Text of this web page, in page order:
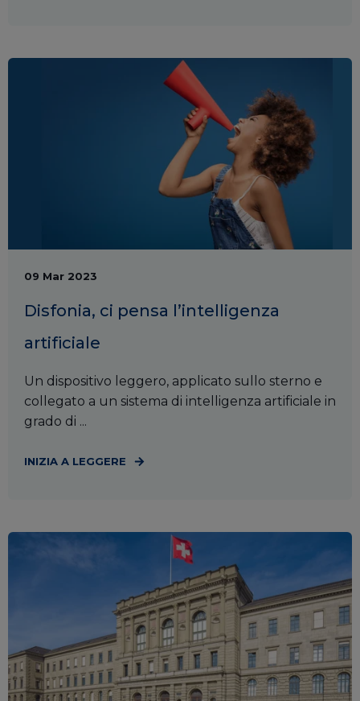
09 Mar 2023
Disfonia, ci pensa l’intelligenza
artificiale
Un dispositivo leggero, applicato sullo sterno e
collegato a un sistema di intelligenza artificiale in
grado di ...
INIZIA A LEGGERE